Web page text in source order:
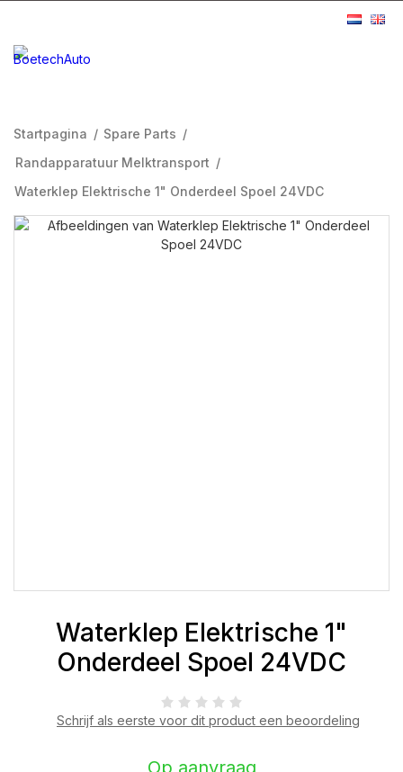
Startpagina / Spare Parts /
Randapparatuur Melktransport /
Waterklep Elektrische 1" Onderdeel Spoel 24VDC
Waterklep Elektrische 1"
Onderdeel Spoel 24VDC
Schrijf als eerste voor dit product een beoordeling
Op aanvraag